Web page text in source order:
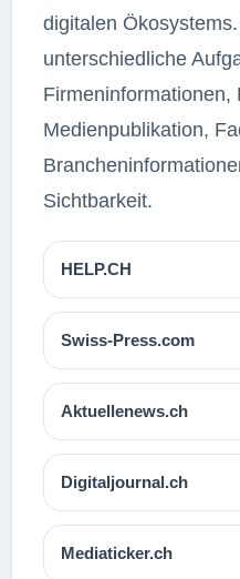
digitalen
unterschiedliche
Firmeninformationen,
Medienpublikation,
Sichtbarkeit.
HELP.CH
Swiss-Press.com
Aktuellenews.ch
Digitaljournal.ch
Mediaticker.ch